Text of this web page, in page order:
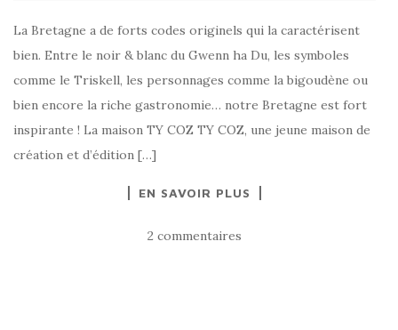
La Bretagne a de forts codes originels qui la caractérisent
bien. Entre le noir & blanc du Gwenn ha Du, les symboles
comme le Triskell, les personnages comme la bigoudène ou
bien encore la riche gastronomie… notre Bretagne est fort
inspirante ! La maison TY COZ TY COZ, une jeune maison de
création et d’édition […]
EN SAVOIR PLUS
2 commentaires